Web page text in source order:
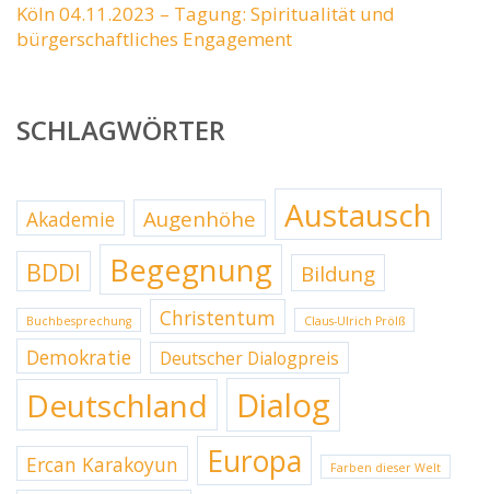
Köln 04.11.2023 – Tagung: Spiritualität und
bürgerschaftliches Engagement
SCHLAGWÖRTER
Akademie Augenhöhe Austausch
BDDI Begegnung Bildung
Buchbesprechung Christentum Claus-Ulrich Prölß
Demokratie Deutscher Dialogpreis
Deutschland Dialog
Ercan Karakoyun Europa Farben dieser Welt